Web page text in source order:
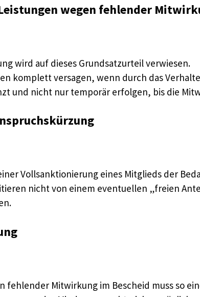
wegen fehlender
wird auf dieses Grundsatzurteil verwiesen.
komplett versagen, wenn durch das
und nicht nur temporär erfolgen, bis die
Vollsanktionierung eines Mitglieds der
nicht von einem eventuellen „freien
fehlender Mitwirkung im Bescheid muss so